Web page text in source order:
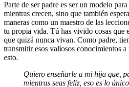
Parte de ser padre es ser un modelo
mientras crecen, sino que también
maneras como un maestro de las
tu propia vida. Tú has vivido cosas que
que quizá nunca vivan. Como padre,
transmitir esos valiosos conocimientos
esto.
Quiero enseñarle a mi hija que,
mientras seas feliz, eso es lo